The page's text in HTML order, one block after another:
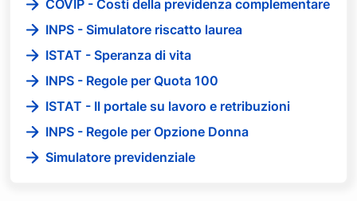
COVIP - Costi della previdenza complementare
INPS - Simulatore riscatto laurea
ISTAT - Speranza di vita
INPS - Regole per Quota 100
ISTAT - Il portale su lavoro e retribuzioni
INPS - Regole per Opzione Donna
Simulatore previdenziale